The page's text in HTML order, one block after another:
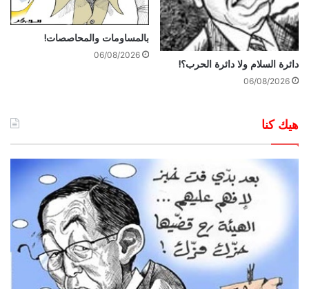
دائرة السلام ولا دائرة الحرب؟!
06/08/2026
بالمساومات والمحاصصات!
06/08/2026
هيك كنا